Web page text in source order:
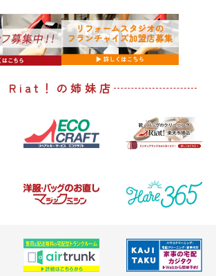
Riat！の姉妹店